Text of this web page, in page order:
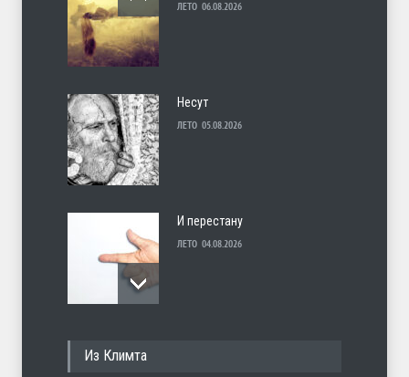
ЛЕТО 06.08.2026
Несут
ЛЕТО 05.08.2026
И перестану
ЛЕТО 04.08.2026
Из Климта